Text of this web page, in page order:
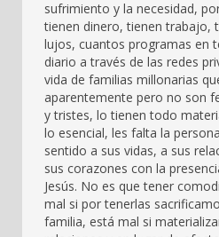
sufrimiento y la necesidad,
tienen dinero, tienen trabajo,
lujos, cuantos programas en
diario a través de las redes
vida de familias millonarias
aparentemente pero no son
y tristes, lo tienen todo
lo esencial, les falta la
sentido a sus vidas, a sus
sus corazones con la
Jesús. No es que tener
mal si por tenerlas
familia, está mal si